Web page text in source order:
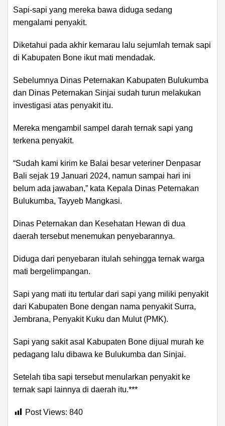
Sapi-sapi yang mereka bawa diduga sedang
mengalami penyakit.
Diketahui pada akhir kemarau lalu sejumlah ternak sapi
di Kabupaten Bone ikut mati mendadak.
Sebelumnya Dinas Peternakan Kabupaten Bulukumba
dan Dinas Peternakan Sinjai sudah turun melakukan
investigasi atas penyakit itu.
Mereka mengambil sampel darah ternak sapi yang
terkena penyakit.
“Sudah kami kirim ke Balai besar veteriner Denpasar
Bali sejak 19 Januari 2024, namun sampai hari ini
belum ada jawaban,” kata Kepala Dinas Peternakan
Bulukumba, Tayyeb Mangkasi.
Dinas Peternakan dan Kesehatan Hewan di dua
daerah tersebut menemukan penyebarannya.
Diduga dari penyebaran itulah sehingga ternak warga
mati bergelimpangan.
Sapi yang mati itu tertular dari sapi yang miliki penyakit
dari Kabupaten Bone dengan nama penyakit Surra,
Jembrana, Penyakit Kuku dan Mulut (PMK).
Sapi yang sakit asal Kabupaten Bone dijual murah ke
pedagang lalu dibawa ke Bulukumba dan Sinjai.
Setelah tiba sapi tersebut menularkan penyakit ke
ternak sapi lainnya di daerah itu.***
Post Views: 840